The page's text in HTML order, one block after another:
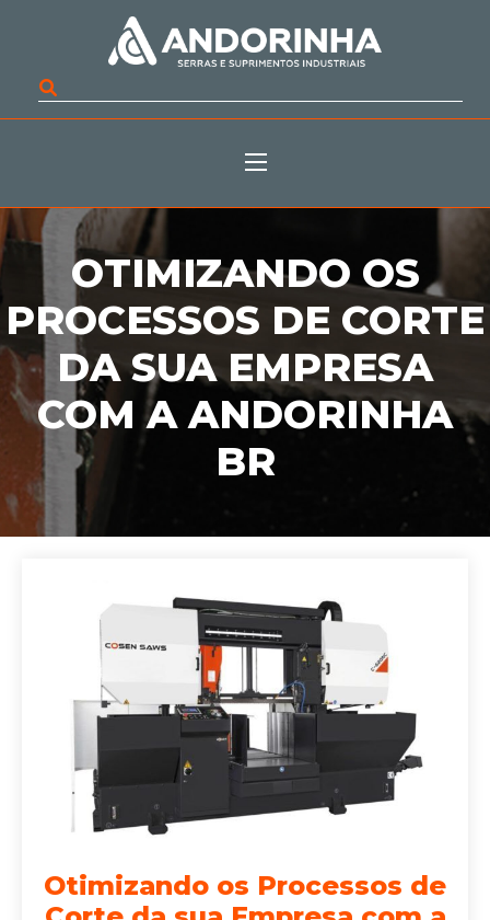
OTIMIZANDO OS
PROCESSOS DE CORTE
DA SUA EMPRESA
COM A ANDORINHA
BR
Otimizando os Processos de